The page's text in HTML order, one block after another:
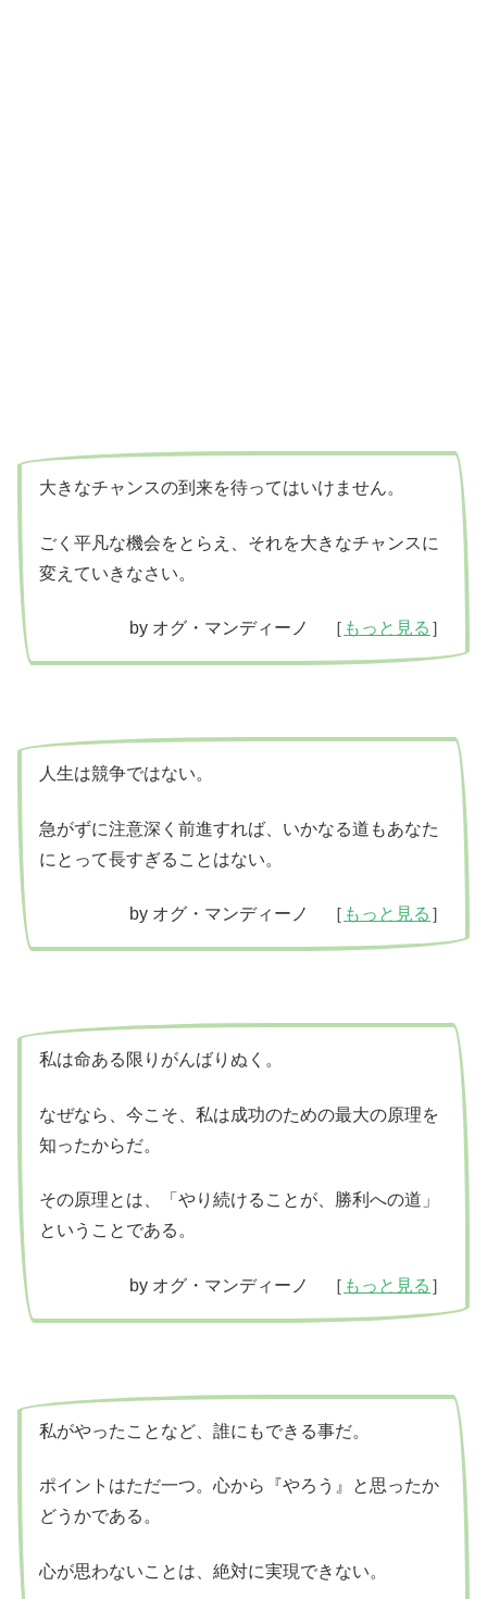
大きなチャンスの到来を待ってはいけません。
ごく平凡な機会をとらえ、それを大きなチャンスに
変えていきなさい。
by オグ・マンディーノ ［ もっと見る ］
人生は競争ではない。
急がずに注意深く前進すれば、いかなる道もあなた
にとって長すぎることはない。
by オグ・マンディーノ ［ もっと見る ］
私は命ある限りがんばりぬく。
なぜなら、今こそ、私は成功のための最大の原理を
知ったからだ。
その原理とは、「やり続けることが、勝利への道」
ということである。
by オグ・マンディーノ ［ もっと見る ］
私がやったことなど、誰にもできる事だ。
ポイントはただ一つ。心から『やろう』と思ったか
どうかである。
心が思わないことは、絶対に実現できない。